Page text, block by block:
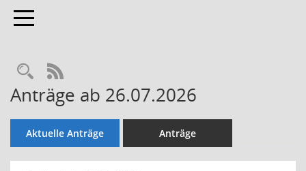
Toggle navigation
Rechercheauswahl
RSS-Feed
Anträge ab 26.07.2026
Aktuelle Anträge Anträge